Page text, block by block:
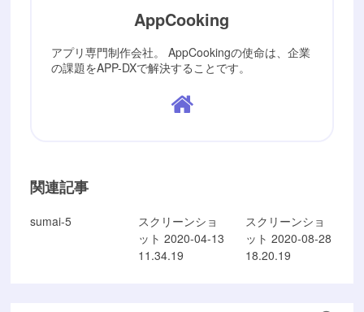
AppCooking
アプリ専門制作会社。 AppCookingの使命は、企業
の課題をAPP-DXで解決することです。
関連記事
sumai-5
スクリーンショ
ット 2020-04-13
11.34.19
スクリーンショ
ット 2020-08-28
18.20.19